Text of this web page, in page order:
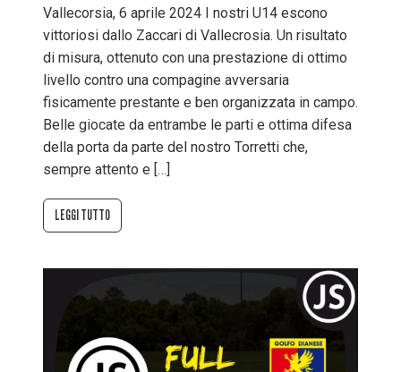
Vallecorsia, 6 aprile 2024 I nostri U14 escono
vittoriosi dallo Zaccari di Vallecrosia. Un risultato
di misura, ottenuto con una prestazione di ottimo
livello contro una compagine avversaria
fisicamente prestante e ben organizzata in campo.
Belle giocate da entrambe le parti e ottima difesa
della porta da parte del nostro Torretti che,
sempre attento e […]
LEGGI TUTTO